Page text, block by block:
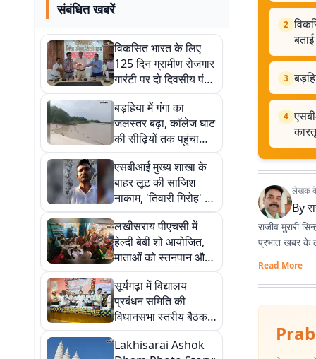
संबंधित खबरें
विकसित भारत के लिए
125 दिन ग्रामीण रोजगार
गारंटी पर दो दिवसीय पंच
सम्मेलन, डीएम ने बताई
नई व्यवस्था की विशेषताएं
बड़हिया में गंगा का
जलस्तर बढ़ा, कॉलेज घाट
की सीढ़ियों तक पहुंचा
पानी, प्रशासन अलर्ट
एसबीआई मुख्य शाखा के
बाहर लूट की साजिश
नाकाम, 'तिवारी गिरोह' का
शातिर गिरफ्तार, कारतूस
बरामद
लखीसराय पीएचसी में
हेल्दी बेबी शो आयोजित,
माताओं को स्तनपान और
शिशु पोषण की दी गई
जानकारी
सूर्यगढ़ा में विद्यालय
प्रबंधन समिति की
विधानसभा स्तरीय बैठक,
गुणवत्तापूर्ण शिक्षा और
विद्यार्थियों के सर्वांगीण
Lakhisarai Ashok
2
3
4
लेखक के
By
राजीव मुरारी
प्रभात खबर के
Read More